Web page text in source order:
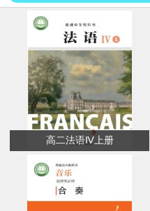
高二法语Ⅳ上册